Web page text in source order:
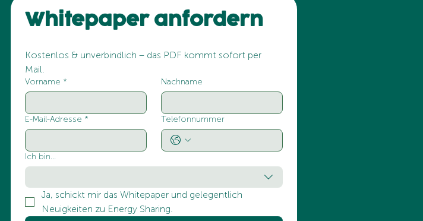
Whitepaper anfordern
Kostenlos & unverbindlich – das PDF kommt sofort per
Mail.
Vorname * Nachname
E-Mail-Adresse * Telefonnummer
Ich bin...
Ja, schickt mir das Whitepaper und gelegentlich
Neuigkeiten zu Energy Sharing.